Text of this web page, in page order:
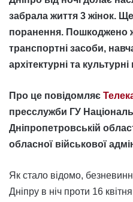
забрала життя 3 жінок.
поранення. Пошкоджено
транспортні засоби,
архітектурні та культурні
Про це повідомляє
пресслужби ГУ
Дніпропетровській
обласної військової
Як стало відомо,
Дніпру в ніч проти 16